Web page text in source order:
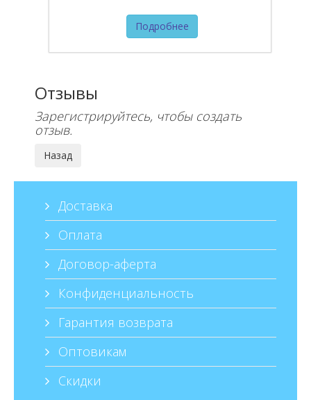
Подробнее
Отзывы
Зарегистрируйтесь, чтобы создать
отзыв.
Доставка
Оплата
Договор-аферта
Конфиденциальность
Гарантия возврата
Оптовикам
Скидки